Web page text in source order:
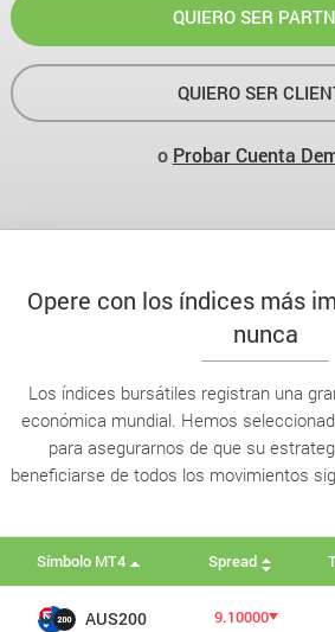
QUIERO SER
QUIERO SER
o Probar Cuenta
Opere con los índices más
nunca
Los índices bursátiles registran una
económica mundial. Hemos
para asegurarnos de que su
beneficiarse de todos los movimientos
Símbolo MT4 Spread
AUS200 9.10000